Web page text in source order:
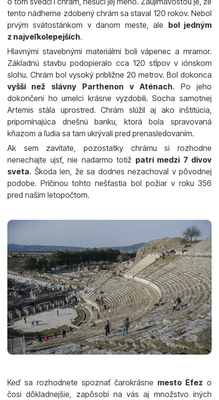
tento nádherne zdobený chrám sa staval 120 rokov. Nebol
prvým svätostánkom v danom meste, ale bol jedným
z najveľkolepejších.
Hlavnými stavebnými materiálmi boli vápenec a mramor.
Základnú stavbu podopieralo cca 120 stĺpov v iónskom
slohu. Chrám bol vysoký približne 20 metrov. Bol dokonca
vyšší než slávny
Parthenon v Aténach. Po jeho
dokončení ho umelci krásne vyzdobili. Socha samotnej
Artemis stála uprostred. Chrám slúžil aj ako inštitúcia,
pripomínajúca dnešnú banku, ktorá bola spravovaná
kňazom a ľudia sa tam ukrývali pred prenasledovaním.
Ak sem zavítate, pozostatky chrámu si rozhodne
nenechajte ujsť, nie nadarmo totiž patrí medzi 7 divov
sveta. Škoda len, že sa dodnes nezachoval v pôvodnej
podobe. Príčinou tohto nešťastia bol požiar v roku 356
pred naším letopočtom.
Keď sa rozhodnete spoznať čarokrásne mesto Efez o
čosi dôkladnejšie, zapôsobí na vás aj množstvo iných